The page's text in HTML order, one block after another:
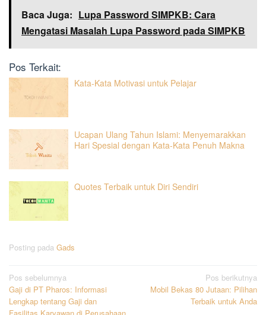
Baca Juga: Lupa Password SIMPKB: Cara
Mengatasi Masalah Lupa Password pada SIMPKB
Pos Terkait:
Kata-Kata Motivasi untuk Pelajar
Ucapan Ulang Tahun Islami: Menyemarakkan
Hari Spesial dengan Kata-Kata Penuh Makna
Quotes Terbaik untuk Diri Sendiri
Posting pada Gads
Navigasi
pos
Pos sebelumnya
Gaji di PT Pharos: Informasi
Lengkap tentang Gaji dan
Fasilitas Karyawan di Perusahaan
Pos berikutnya
Mobil Bekas 80 Jutaan: Pilihan
Terbaik untuk Anda